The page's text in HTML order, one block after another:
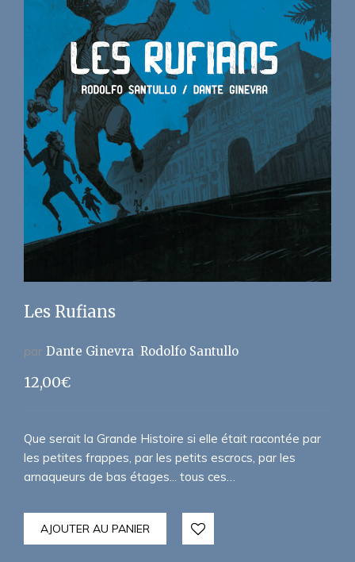
Les Rufians
par Dante Ginevra Rodolfo Santullo
12,00€
Que serait la Grande Histoire si elle était racontée par
les petites frappes, par les petits escrocs, par les
arnaqueurs de bas étages... tous ces…
AJOUTER AU PANIER